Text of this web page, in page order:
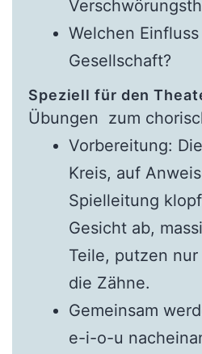
Welchen
Gesellschaft?
Speziell für den
Übungen zum
Vorbereitung:
Kreis, auf
Spielleitung
Gesicht ab,
Teile, putzen
die Zähne.
Gemeinsam
e-i-o-u